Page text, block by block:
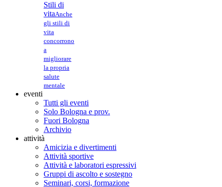
Stili di
vitaAnche
gli stili di
vita
concorrono
a
migliorare
la propria
salute
mentale
eventi
Tutti gli eventi
Solo Bologna e prov.
Fuori Bologna
Archivio
attività
Amicizia e divertimenti
Attività sportive
Attività e laboratori espressivi
Gruppi di ascolto e sostegno
Seminari, corsi, formazione